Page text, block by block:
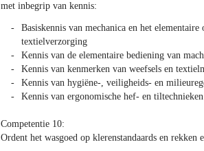
met inbegrip van kennis:
Basiskennis van mechanica en het
textielverzorging
Kennis van de elementaire bediening van
Kennis van kenmerken van weefsels en
Kennis van hygiëne-, veiligheids- en
Kennis van ergonomische hef- en tiltechnieken
Competentie 10:
Ordent het wasgoed op klerenstandaards en rekken